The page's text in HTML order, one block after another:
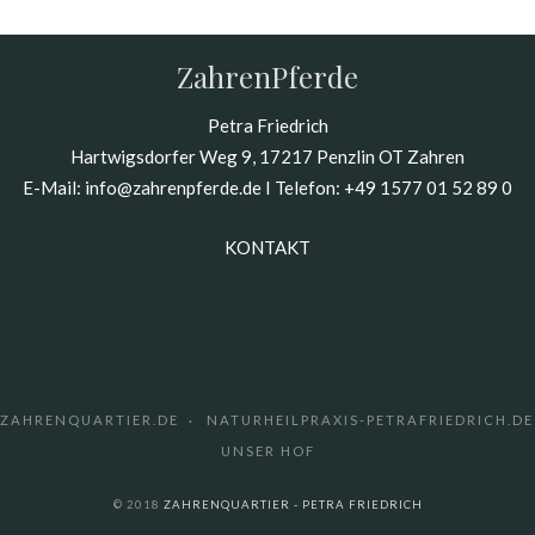
ZahrenPferde
Petra Friedrich
Hartwigsdorfer Weg 9, 17217 Penzlin OT Zahren
E-Mail: info@zahrenpferde.de I Telefon: +49 1577 01 52 89 0
KONTAKT
ZAHRENQUARTIER.DE NATURHEILPRAXIS-PETRAFRIEDRICH.DE
UNSER HOF
© 2018 ZAHRENQUARTIER - PETRA FRIEDRICH